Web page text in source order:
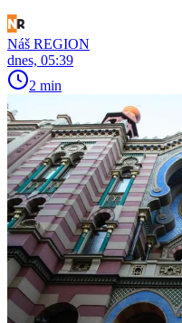
Náš REGION
dnes, 05:39
2 min